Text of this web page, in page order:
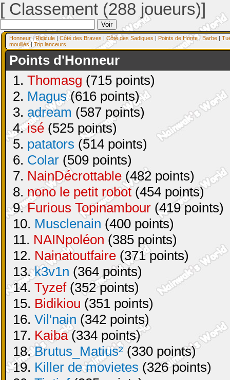
[ Classement (288 joueurs)]
Honneur|Ridicule | Côté des Braves | Côté des Sadiques | Points de Honte| Barbe |
mouillés| Top lanceurs
Points d'Honneur
1. Thomasg (715 points)
2. Magus(616 points)
3. adream (587 points)
4.isé (525 points)
5. patators (514 points)
6. Colar (509 points)
7. NainDécrottable (482 points)
8. nono le petit robot(454 points)
9.Furious Topinambour (419 points)
10. Musclenain (400 points)
11. NAINpoléon (385 points)
12. Nainatoutfaire (371 points)
13.k3v1n (364 points)
14. Tyzef(352 points)
15. Bidikiou (351 points)
16. Vil'nain (342 points)
17. Kaiba(334 points)
18.Brutus_Matius²(330 points)
19. Killer de movietes (326 points)